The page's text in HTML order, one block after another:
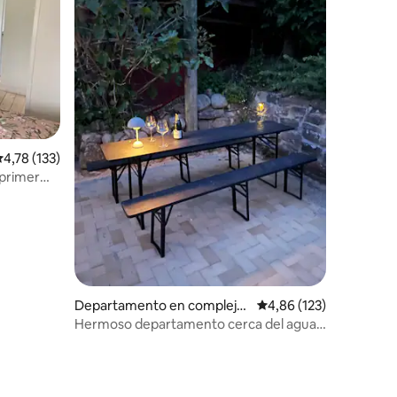
promedio: 4,78 de 5. 133 evaluaciones
4,78 (133)
Departamento en complejo
residencial en Svendborg
Calificación promedio:
4,86 (123)
Hermoso departamento cerca del agua,